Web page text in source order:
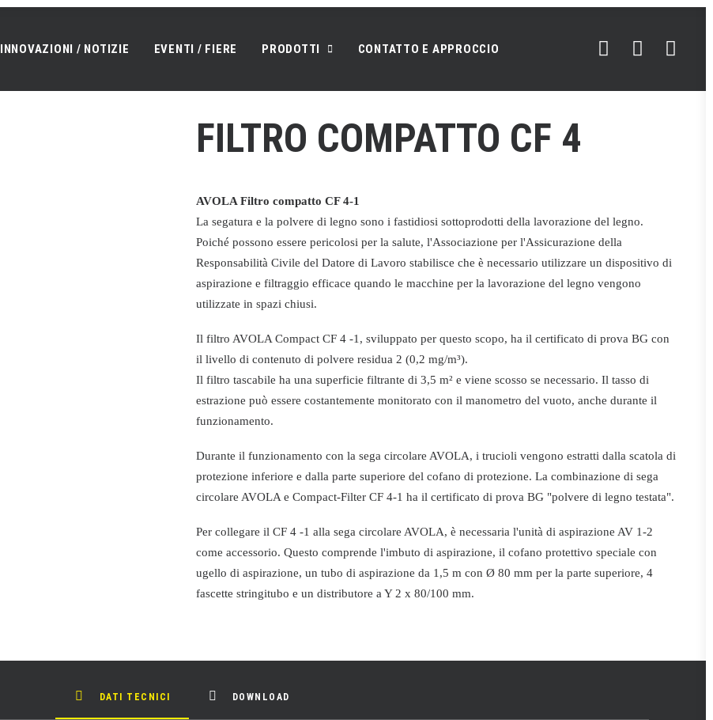
INNOVAZIONI / NOTIZIE EVENTI / FIERE PRODOTTI CONTATTO E APPROCCIO
FILTRO COMPATTO CF 4
AVOLA Filtro compatto CF 4-1
La segatura e la polvere di legno sono i fastidiosi sottoprodotti della lavorazione del legno.
Poiché possono essere pericolosi per la salute, l'Associazione per l'Assicurazione della
Responsabilità Civile del Datore di Lavoro stabilisce che è necessario utilizzare un dispositivo di
aspirazione e filtraggio efficace quando le macchine per la lavorazione del legno vengono
utilizzate in spazi chiusi.
Il filtro AVOLA Compact CF 4 -1, sviluppato per questo scopo, ha il certificato di prova BG con
il livello di contenuto di polvere residua 2 (0,2 mg/m³).
Il filtro tascabile ha una superficie filtrante di 3,5 m² e viene scosso se necessario. Il tasso di
estrazione può essere costantemente monitorato con il manometro del vuoto, anche durante il
funzionamento.
Durante il funzionamento con la sega circolare AVOLA, i trucioli vengono estratti dalla scatola di
protezione inferiore e dalla parte superiore del cofano di protezione. La combinazione di sega
circolare AVOLA e Compact-Filter CF 4-1 ha il certificato di prova BG "polvere di legno testata".
Per collegare il CF 4 -1 alla sega circolare AVOLA, è necessaria l'unità di aspirazione AV 1-2
come accessorio. Questo comprende l'imbuto di aspirazione, il cofano protettivo speciale con
ugello di aspirazione, un tubo di aspirazione da 1,5 m con Ø 80 mm per la parte superiore, 4
fascette stringitubo e un distributore a Y 2 x 80/100 mm.
DATI TECNICI DOWNLOAD